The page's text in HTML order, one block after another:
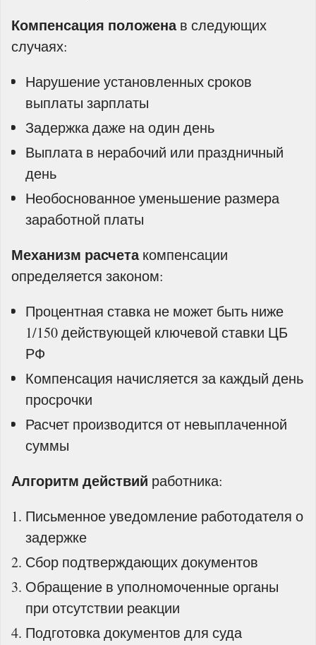
Компенсация положенав следующих
случаях:
Нарушение установленных сроков
выплаты зарплаты
Задержка даже на один день
Выплата в нерабочий или праздничный
день
Необоснованное уменьшение размера
заработной платы
Механизм расчетакомпенсации
определяется законом:
Процентная ставка не может быть ниже
1/150 действующей ключевой ставки ЦБ
РФ
Компенсация начисляется за каждый день
просрочки
Расчет производится от невыплаченной
суммы
Алгоритм действий работника:
Письменное уведомление работодателя о
задержке
Сбор подтверждающих документов
Обращение в уполномоченные органы
при отсутствии реакции
Подготовка документов для суда